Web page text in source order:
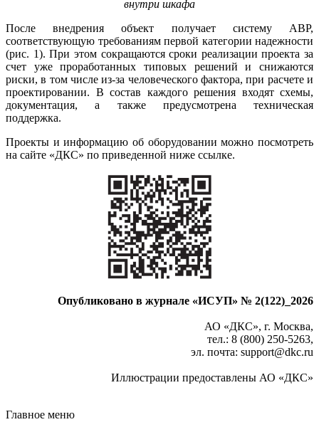
внутри шкафа
После внедрения объект получает систему АВР,
соответствующую требованиям первой категории надежности
(рис. 1). При этом сокращаются сроки реализации проекта за
счет уже проработанных типовых решений и снижаются
риски, в том числе из-за человеческого фактора, при расчете и
проектировании. В состав каждого решения входят схемы,
документация, а также предусмотрена техническая
поддержка.
Проекты и информацию об оборудовании можно посмотреть
на сайте «ДКС» по приведенной ниже ссылке.
Опубликовано в журнале «ИСУП» № 2(122)_2026
АО «ДКС», г. Москва,
тел.: 8 (800) 250‑5263,
эл. почта: support@dkc.ru
Иллюстрации предоставлены АО «ДКС»
Главное меню